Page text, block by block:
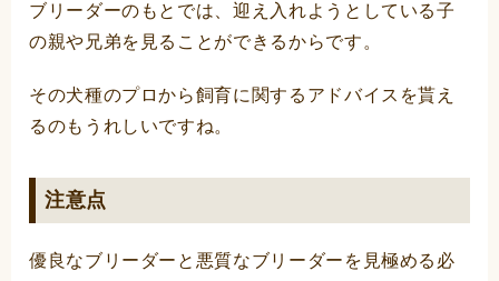
ブリーダーのもとでは、迎え入れようとしている子
の親や兄弟を見ることができるからです。
その犬種のプロから飼育に関するアドバイスを貰え
るのもうれしいですね。
注意点
優良なブリーダーと悪質なブリーダーを見極める必